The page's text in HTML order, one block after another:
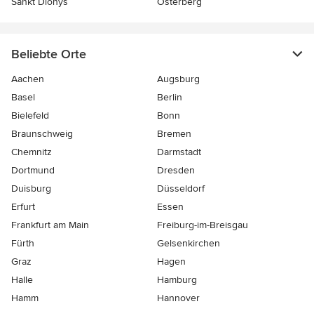
Beliebte Orte
Aachen
Augsburg
Basel
Berlin
Bielefeld
Bonn
Braunschweig
Bremen
Chemnitz
Darmstadt
Dortmund
Dresden
Duisburg
Düsseldorf
Erfurt
Essen
Frankfurt am Main
Freiburg-im-Breisgau
Fürth
Gelsenkirchen
Graz
Hagen
Halle
Hamburg
Hamm
Hannover